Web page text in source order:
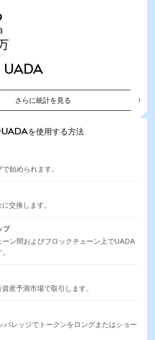
UADA
さらに統計を見る
を使用する方法
始められます。
交換します。
プ
ーン間およびブロックチェーン上でUADA
産予測市場で取引します。
バレッジでトークンをロングまたはショー